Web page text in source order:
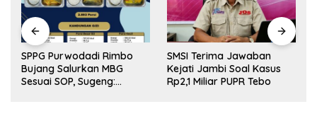
SPPG Purwodadi Rimbo
Bujang Salurkan MBG
Sesuai SOP, Sugeng:
SMSI Terima Jawaban
Kejati Jambi Soal Kasus
Rp2,1 Miliar PUPR Tebo